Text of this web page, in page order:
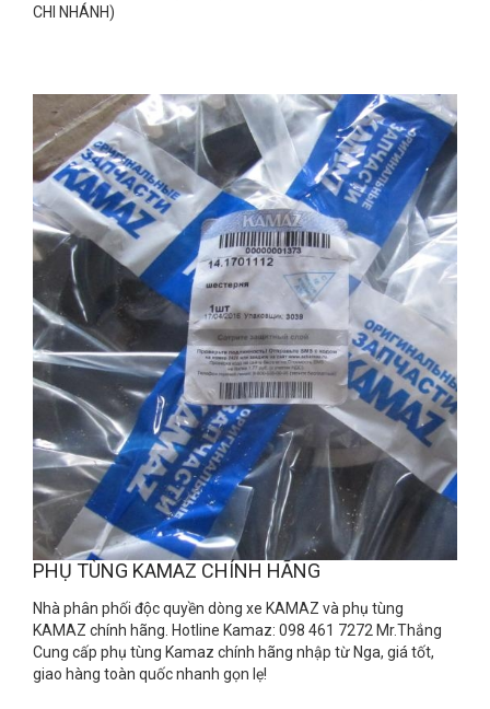
CHI NHÁNH)
PHỤ TÙNG KAMAZ CHÍNH HÃNG
Nhà phân phối độc quyền dòng xe KAMAZ và phụ tùng
KAMAZ chính hãng. Hotline Kamaz: 098 461 7272 Mr.Thắng
Cung cấp phụ tùng Kamaz chính hãng nhập từ Nga, giá tốt,
giao hàng toàn quốc nhanh gọn lẹ!